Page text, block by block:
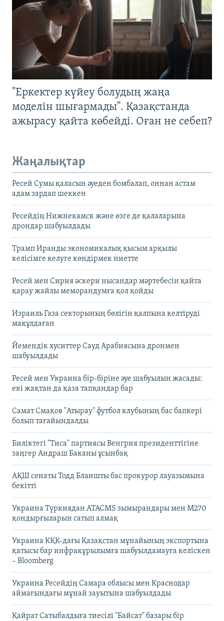
"Еркектер күйеу болудың жаңа
моделін шығармады". Қазақстанда
ажырасу қайта көбейді. Оған не себеп?
Жаңалықтар
Ресей Сумы қаласын әуеден бомбалап, оннан астам
адам зардап шеккен
Ресейдің Нижнекамск және өзге де қалаларына
дрондар шабуылдады
Трамп Иранды экономикалық қысым арқылы
келісімге келуге көндірмек ниетте
Ресей мен Сирия әскери нысандар мәртебесін қайта
қарау жайлы меморандумға қол қойды
Израиль Газа секторының бөлігін қалпына келтіруді
мақұлдаған
Йемендік хуситтер Сауд Арабиясына дронмен
шабуылдады
Ресей мен Украина бір-біріне әуе шабуылын жасады:
екі жақтан да қаза тапқандар бар
Самат Смақов "Атырау" футбол клубының бас бапкері
болып тағайындалды
Биліктегі "Тиса" партиясы Венгрия президенттігіне
заңгер Андраш Баканы ұсынбақ
АҚШ сенаты Тодд Бланшты бас прокурор лауазымына
бекітті
Украина Түркиядан ATACMS зымырандары мен M270
қондырғыларын сатып алмақ
Украина КҚК-дағы Қазақстан мұнайының экспортына
қатысы бар инфрақұрылымға шабуылдамауға келіскен
– Bloomberg
Украина Ресейдің Самара облысы мен Краснодар
аймағындағы мұнай зауытына шабуылдады
Қайрат Сатыбалдыға тиесілі "Байсат" базары бір